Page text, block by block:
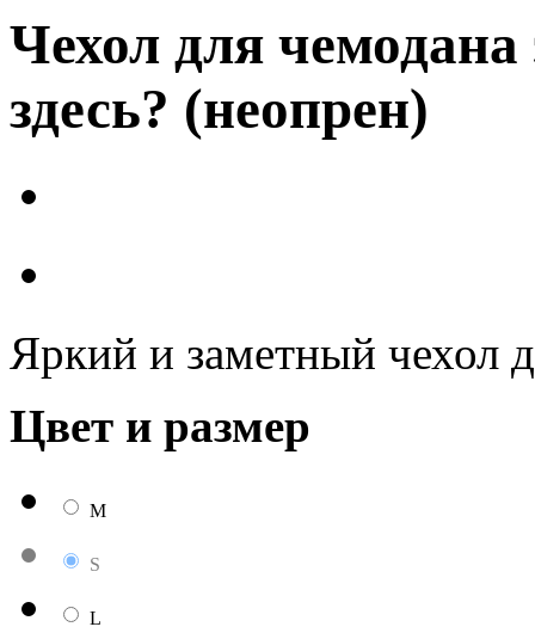
Чехол для
здесь? (неопрен)
Яркий и заметный чехол
Цвет и размер
M
S
L